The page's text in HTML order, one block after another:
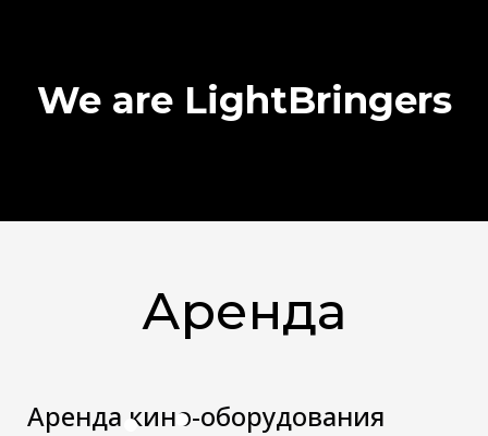
We are LightBringers
Аренда
Аренда кино-оборудования